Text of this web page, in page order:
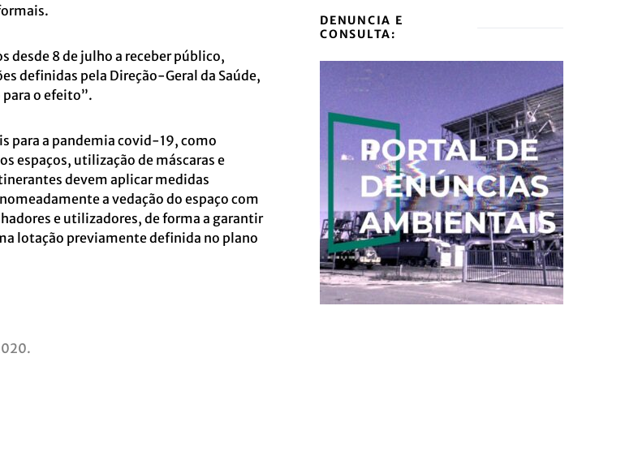
desde 8 de julho a receber público,
definidas pela Direção-Geral da Saúde,
o efeito”.
para a pandemia covid-19, como
espaços, utilização de máscaras e
devem aplicar medidas
a vedação do espaço com
e utilizadores, de forma a garantir
lotação previamente definida no plano
DENUNCIA E
CONSULTA: